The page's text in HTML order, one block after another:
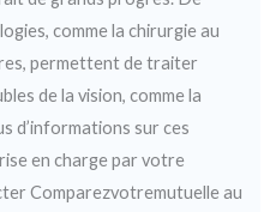
comme la chirurgie au
permettent de traiter
de la vision, comme la
d’informations sur ces
en charge par votre
Comparezvotremutuelle au